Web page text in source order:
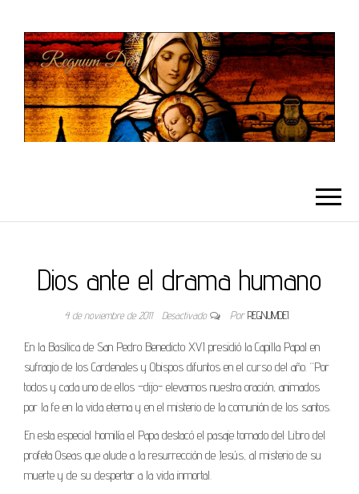
Dios ante el drama humano
4 de noviembre de 2011 Desactivado Por REGNUMDEI
En la Basílica de San Pedro Benedicto XVI presidió la Capilla Papal en
sufragio de los Cardenales y Obispos difuntos en el curso del año. “Por
todos y cada uno de ellos –dijo- elevamos nuestra oración, animados
por la fe en la vida eterna y en el misterio de la comunión de los santos.
En esta especial homilía el Papa destacó el pasaje tomado del Libro del
profeta Oseas que alude a la resurrección de Jesús, al misterio de su
muerte y de su despertar a la vida inmortal.